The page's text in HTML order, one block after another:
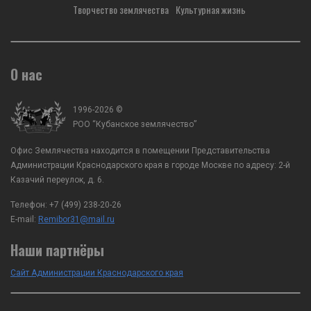
Творчество землячества Культурная жизнь
О нас
1996-2026 ©
РОО “Кубанское землячество”
Офис Землячества находится в помещении Представительства
Администрации Краснодарского края в городе Москве по адресу: 2-й
Казачий переулок, д. 6.
Телефон: +7 (499) 238-20-26
E-mail: Remibor31@mail.ru
Наши партнёры
Сайт Администрации Краснодарского края